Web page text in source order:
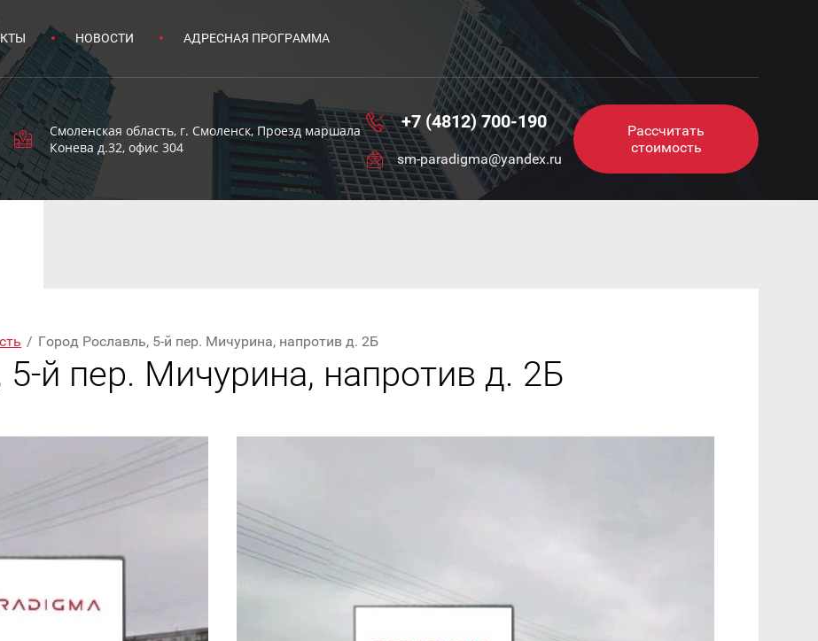
НОВОСТИ АДРЕСНАЯ ПРОГРАММА
Смоленская область, г. Смоленск, Проезд маршала
Конева д.32, офис 304
+7 (4812) 700-190
sm-paradigma@yandex.ru
Рассчитать
стоимость
/ Город Рославль, 5-й пер. Мичурина, напротив д. 2Б
й пер. Мичурина, напротив д. 2Б